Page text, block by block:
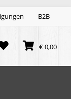
B2B
€ 0,00